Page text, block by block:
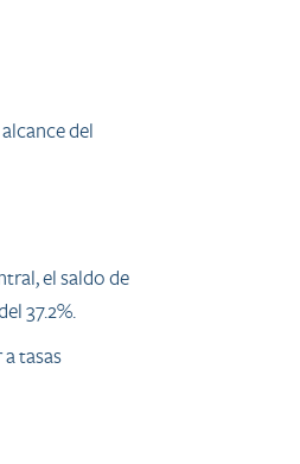
del
el saldo de
37.2%.
tasas